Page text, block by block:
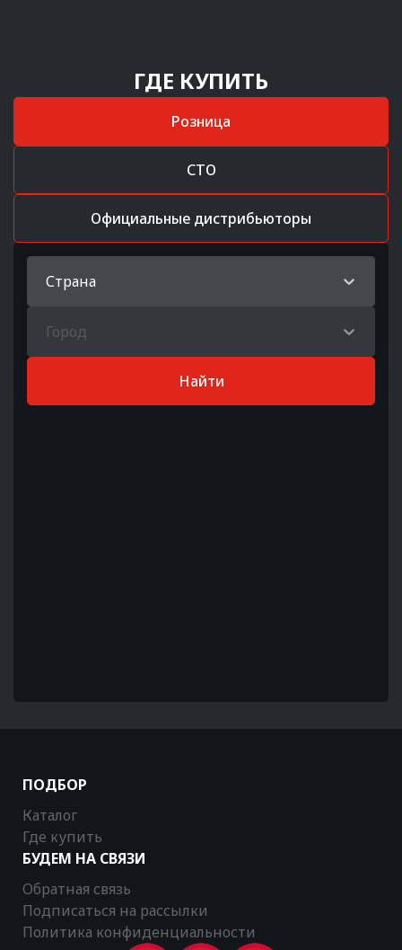
ГДЕ КУПИТЬ
Розница
СТО
Официальные дистрибьюторы
Страна
Город
Найти
ПОДБОР
Каталог
Где купить
БУДЕМ НА СВЯЗИ
Обратная связь
Подписаться на рассылки
Политика конфиденциальности